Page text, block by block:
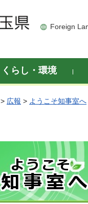
Foreign
くらし・環境
> 広報 > ようこそ知事室へ